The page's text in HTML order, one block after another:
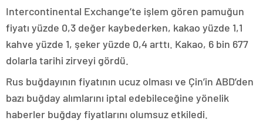
Intercontinental Exchange’te işlem gören pamuğun
fiyatı yüzde 0,3 değer kaybederken, kakao yüzde 1,1
kahve yüzde 1, şeker yüzde 0,4 arttı. Kakao, 6 bin 677
dolarla tarihi zirveyi gördü.
Rus buğdayının fiyatının ucuz olması ve Çin’in ABD’den
bazı buğday alımlarını iptal edebileceğine yönelik
haberler buğday fiyatlarını olumsuz etkiledi.